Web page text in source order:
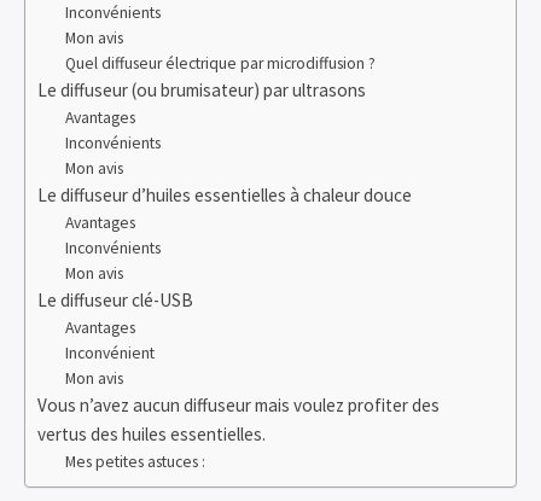
Inconvénients
Mon avis
Quel diffuseur électrique par microdiffusion ?
Le diffuseur (ou brumisateur) par ultrasons
Avantages
Inconvénients
Mon avis
Le diffuseur d’huiles essentielles à chaleur douce
Avantages
Inconvénients
Mon avis
Le diffuseur clé-USB
Avantages
Inconvénient
Mon avis
Vous n’avez aucun diffuseur mais voulez profiter des
vertus des huiles essentielles.
Mes petites astuces :